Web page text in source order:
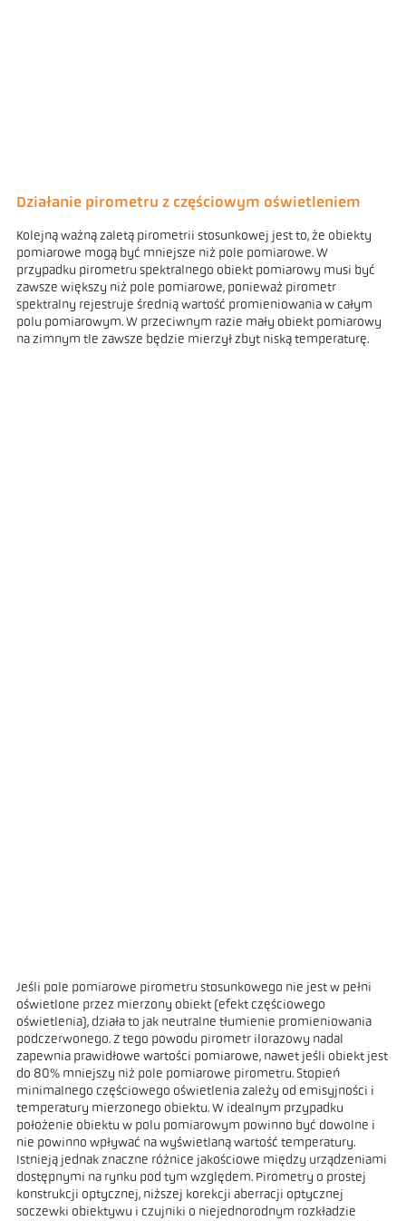
Działanie pirometru z częściowym oświetleniem
Kolejną ważną zaletą pirometrii stosunkowej jest to, że obiekty
pomiarowe mogą być mniejsze niż pole pomiarowe. W
przypadku pirometru spektralnego obiekt pomiarowy musi być
zawsze większy niż pole pomiarowe, ponieważ pirometr
spektralny rejestruje średnią wartość promieniowania w całym
polu pomiarowym. W przeciwnym razie mały obiekt pomiarowy
na zimnym tle zawsze będzie mierzył zbyt niską temperaturę.
Jeśli pole pomiarowe pirometru stosunkowego nie jest w pełni
oświetlone przez mierzony obiekt (efekt częściowego
oświetlenia), działa to jak neutralne tłumienie promieniowania
podczerwonego. Z tego powodu pirometr ilorazowy nadal
zapewnia prawidłowe wartości pomiarowe, nawet jeśli obiekt jest
do 80% mniejszy niż pole pomiarowe pirometru. Stopień
minimalnego częściowego oświetlenia zależy od emisyjności i
temperatury mierzonego obiektu. W idealnym przypadku
położenie obiektu w polu pomiarowym powinno być dowolne i
nie powinno wpływać na wyświetlaną wartość temperatury.
Istnieją jednak znaczne różnice jakościowe między urządzeniami
dostępnymi na rynku pod tym względem. Pirometry o prostej
konstrukcji optycznej, niższej korekcji aberracji optycznej
soczewki obiektywu i czujniki o niejednorodnym rozkładzie